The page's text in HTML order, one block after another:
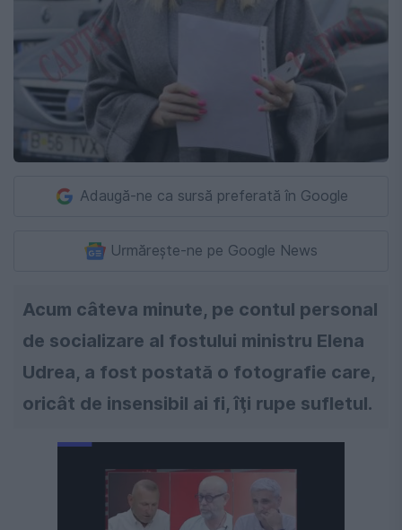
Adaugă-ne ca sursă preferată în Google
Urmărește-ne pe Google News
Acum câteva minute, pe contul personal
de socializare al fostului ministru Elena
Udrea, a fost postată o fotografie care,
oricât de insensibil ai fi, îţi rupe sufletul.